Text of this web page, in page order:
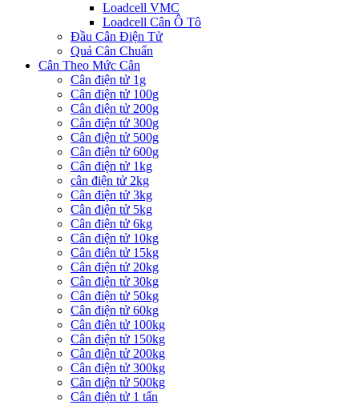
Loadcell VMC
Loadcell Cân Ô Tô
Đầu Cân Điện Tử
Quả Cân Chuẩn
Cân Theo Mức Cân
Cân điện tử 1g
Cân điện tử 100g
Cân điện tử 200g
Cân điện tử 300g
Cân điện tử 500g
Cân điện tử 600g
Cân điện tử 1kg
cân điện tử 2kg
Cân điện tử 3kg
Cân điện tử 5kg
Cân điện tử 6kg
Cân điện tử 10kg
Cân điện tử 15kg
Cân điện tử 20kg
Cân điện tử 30kg
Cân điện tử 50kg
Cân điện tử 60kg
Cân điện tử 100kg
Cân điện tử 150kg
Cân điện tử 200kg
Cân điện tử 300kg
Cân điện tử 500kg
Cân điện tử 1 tấn